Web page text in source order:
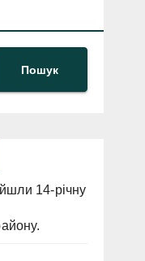
Пошук
14-річну